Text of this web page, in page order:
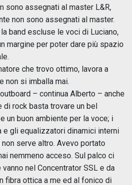
sono assegnati al master L&R,
non sono assegnati al master.
band escluse le voci di Luciano,
margine per poter dare più spazio
che trovo ottimo, lavora a
non si imballa mai.
– continua Alberto – anche
di rock basta trovare un bel
un buon ambiente per la voce; i
e gli equalizzatori dinamici interni
serve altro. Avevo portato
nemmeno acceso. Sul palco ci
nel Concentrator SSL e da
fibra ottica a me ed al fonico di